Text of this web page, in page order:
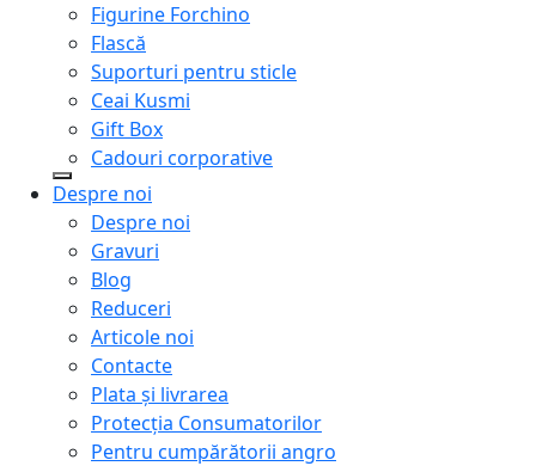
Figurine Forchino
Flască
Suporturi pentru sticle
Ceai Kusmi
Gift Box
Cadouri corporative
Despre noi
Despre noi
Gravuri
Blog
Reduceri
Articole noi
Contacte
Plata și livrarea
Protecţia Consumatorilor
Pentru cumpărătorii angro